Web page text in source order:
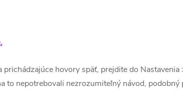
prichádzajúce hovory späť, prejdite do
to nepotrebovali nezrozumiteľný návod,